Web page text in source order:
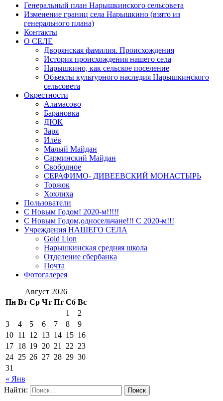
Генеральный план Нарышкинского сельсовета
Изменение границ села Нарышкино (взято из
генерального плана)
Контакты
О СЕЛЕ
Дворянская фамилия. Происхождения
История происхождения нашего села
Нарышкино, как сельское поселение
Объекты культурного наследия Нарышкинского
сельсовета
Окрестности
Аламасово
Барановка
ДЮК
Заря
Илёв
Малый Майдан
Сарминский Майдан
Свободное
СЕРАФИМО- ДИВЕЕВСКИЙ МОНАСТЫРЬ
Торжок
Хохлиха
Пользователи
С Новым Годом! 2020-м!!!!!
С Новым Годом,односельчане!!! С 2020-м!!!
Учреждения НАШЕГО СЕЛА
Gold Lion
Нарышкинская средняя школа
Отделение сбербанка
Почта
Фотогалерея
Август 2026
Пн Вт Ср Чт Пт Сб Вс
« Янв
1
2
3
4 5 6 7 8
9
10 11 12 13 14 15 16
17 18 19 20 21 22 23
24 25 26 27 28 29 30
31
Найти: